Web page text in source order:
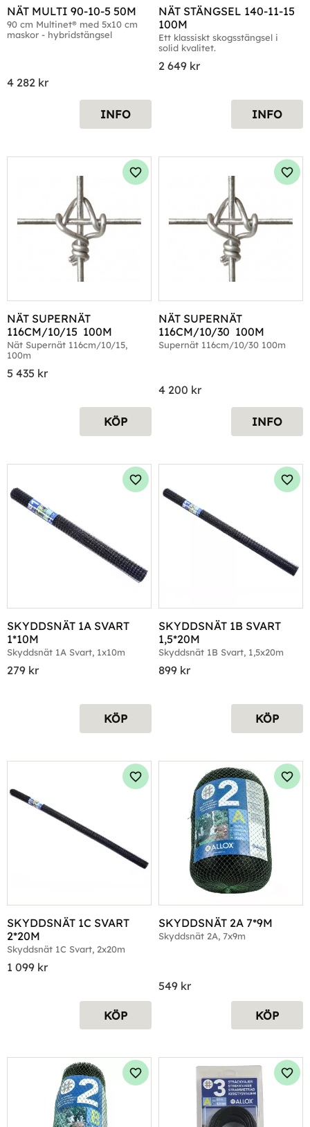
NÄT MULTI 90-10-5 50M
90 cm Multinet® med 5x10 cm
maskor - hybridstängsel
4 282 kr
INFO
NÄT STÄNGSEL 140-11-15
100M
Ett klassiskt skogsstängsel i
solid kvalitet.
2 649 kr
INFO
NÄT SUPERNÄT
116CM/10/15  100M
Nät Supernät 116cm/10/15,
100m
5 435 kr
Lägg till i favoriter
KÖP
NÄT SUPERNÄT
116CM/10/30  100M
Supernät 116cm/10/30 100m
4 200 kr
INFO
SKYDDSNÄT 1A SVART
1*10M
Skyddsnät 1A Svart, 1x10m
279 kr
Lägg till i favoriter
KÖP
SKYDDSNÄT 1B SVART
1,5*20M
Skyddsnät 1B Svart, 1,5x20m
899 kr
KÖP
SKYDDSNÄT 1C SVART
2*20M
Skyddsnät 1C Svart, 2x20m
1 099 kr
Lägg till i favoriter
KÖP
SKYDDSNÄT 2A 7*9M
Skyddsnät 2A, 7x9m
549 kr
KÖP
Lägg till i favoriter